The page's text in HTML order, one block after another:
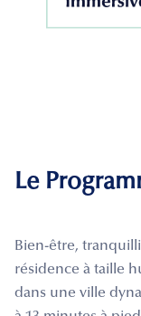
Le
Bien-être,
résidence à taille
dans une ville